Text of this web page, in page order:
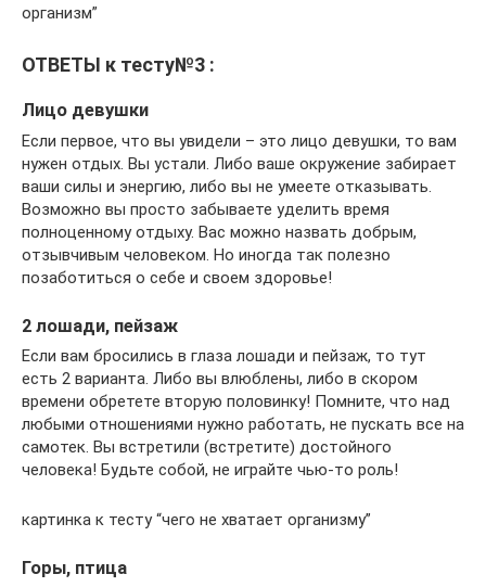
организм”
ОТВЕТЫ к тесту№3 :
Лицо девушки
Если первое, что вы увидели – это лицо девушки, то вам
нужен отдых. Вы устали. Либо ваше окружение забирает
ваши силы и энергию, либо вы не умеете отказывать.
Возможно вы просто забываете уделить время
полноценному отдыху. Вас можно назвать добрым,
отзывчивым человеком. Но иногда так полезно
позаботиться о себе и своем здоровье!
2 лошади, пейзаж
Если вам бросились в глаза лошади и пейзаж, то тут
есть 2 варианта. Либо вы влюблены, либо в скором
времени обретете вторую половинку! Помните, что над
любыми отношениями нужно работать, не пускать все на
самотек. Вы встретили (встретите) достойного
человека! Будьте собой, не играйте чью-то роль!
картинка к тесту “чего не хватает организму”
Горы, птица